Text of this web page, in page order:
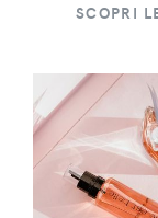
SCOPRI